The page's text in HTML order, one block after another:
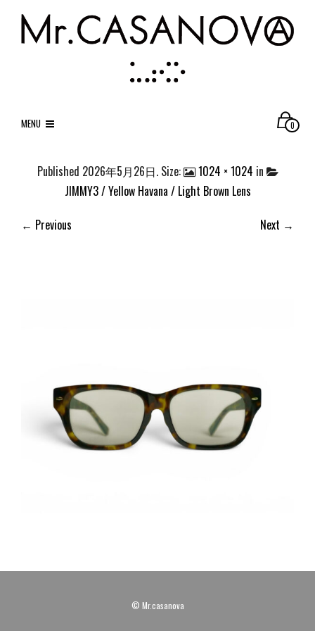
MENU 0
Published 2026年5月26日. Size: 1024 × 1024 in
JIMMY3 / Yellow Havana / Light Brown Lens
← Previous
Next →
© Mr.casanova